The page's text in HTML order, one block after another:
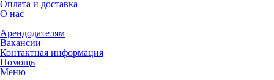
Оплата и доставка
О нас
Арендодателям
Вакансии
Контактная информация
Помощь
Меню